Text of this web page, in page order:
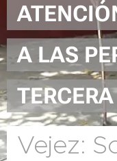
A LAS
Vejez: